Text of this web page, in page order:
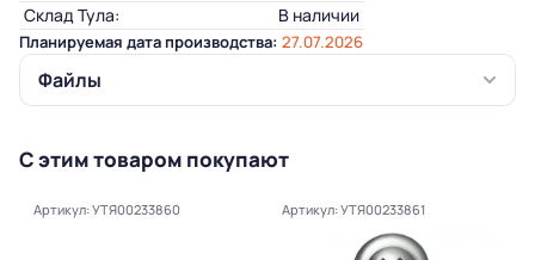
Склад Тула:
В наличии
Планируемая дата производства: 27.07.2026
Файлы
С этим товаром покупают
Артикул: УТЯ00233860 Артикул: УТЯ00233861